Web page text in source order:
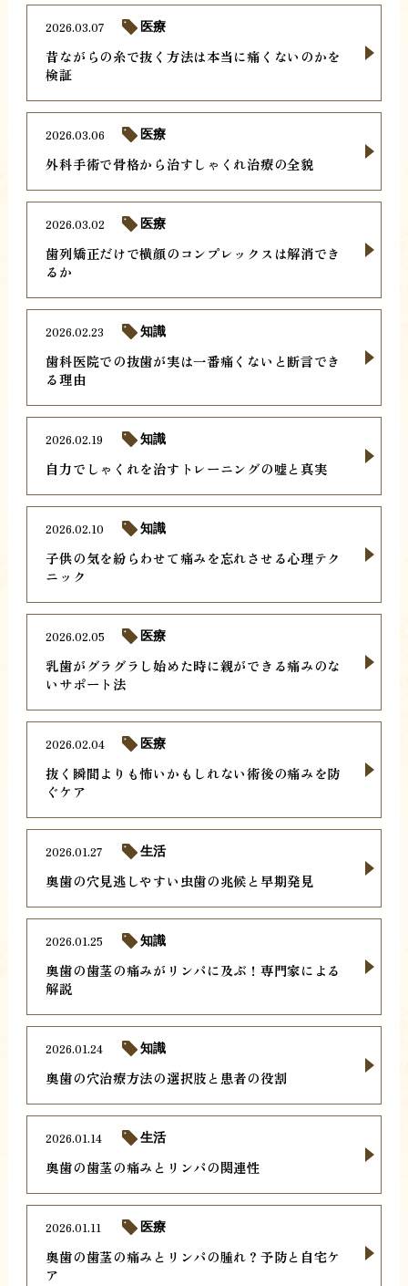
昔ながらの糸で抜く方法は本当に痛くないのかを
検証
2026.03.07 医療
外科手術で骨格から治すしゃくれ治療の全貌
2026.03.06 医療
歯列矯正だけで横顔のコンプレックスは解消でき
るか
2026.03.02 医療
歯科医院での抜歯が実は一番痛くないと断言でき
る理由
2026.02.23 知識
自力でしゃくれを治すトレーニングの嘘と真実
2026.02.19 知識
子供の気を紛らわせて痛みを忘れさせる心理テク
ニック
2026.02.10 知識
乳歯がグラグラし始めた時に親ができる痛みのな
いサポート法
2026.02.05 医療
抜く瞬間よりも怖いかもしれない術後の痛みを防
ぐケア
2026.02.04 医療
奥歯の穴見逃しやすい虫歯の兆候と早期発見
2026.01.27 生活
奥歯の歯茎の痛みがリンパに及ぶ！専門家による
解説
2026.01.25 知識
奥歯の穴治療方法の選択肢と患者の役割
2026.01.24 知識
奥歯の歯茎の痛みとリンパの関連性
2026.01.14 生活
奥歯の歯茎の痛みとリンパの腫れ？予防と自宅ケ
ア
2026.01.11 医療